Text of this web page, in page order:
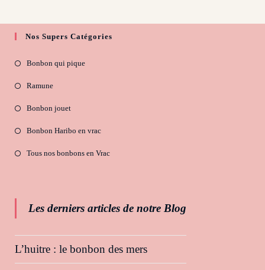
Nos Supers Catégories
Bonbon qui pique
Ramune
Bonbon jouet
Bonbon Haribo en vrac
Tous nos bonbons en Vrac
Les derniers articles de notre Blog
L’huitre : le bonbon des mers